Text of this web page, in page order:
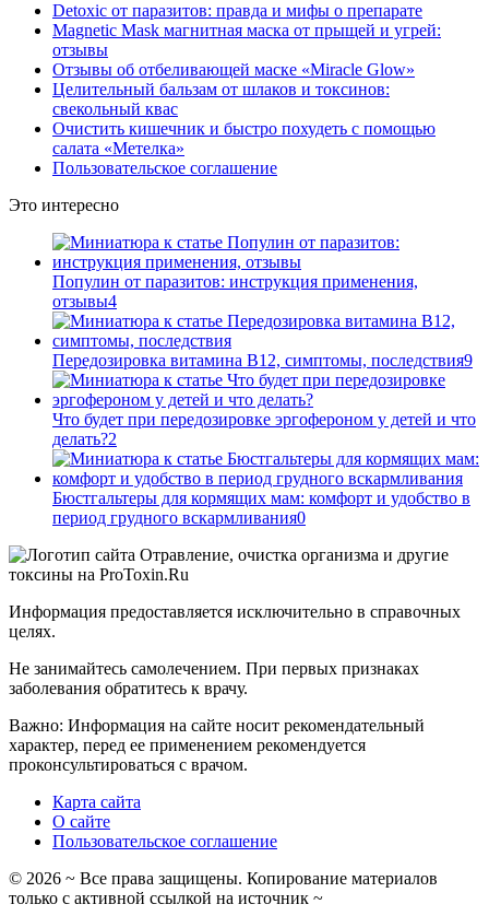
Detoxic от паразитов: правда и мифы о препарате
Magnetic Mask магнитная маска от прыщей и угрей:
отзывы
Отзывы об отбеливающей маске «Miracle Glow»
Целительный бальзам от шлаков и токсинов:
свекольный квас
Очистить кишечник и быстро похудеть с помощью
салата «Метелка»
Пользовательское соглашение
Это интересно
Популин от паразитов: инструкция применения,
отзывы4
Передозировка витамина В12, симптомы, последствия9
Что будет при передозировке эргофероном у детей и что
делать?2
Бюстгальтеры для кормящих мам: комфорт и удобство в
период грудного вскармливания0
Информация предоставляется исключительно в справочных
целях.
Не занимайтесь самолечением. При первых признаках
заболевания обратитесь к врачу.
Важно: Информация на сайте носит рекомендательный
характер, перед ее применением рекомендуется
проконсультироваться с врачом.
Карта сайта
О сайте
Пользовательское соглашение
© 2026 ~ Все права защищены. Копирование материалов
только с активной ссылкой на источник ~